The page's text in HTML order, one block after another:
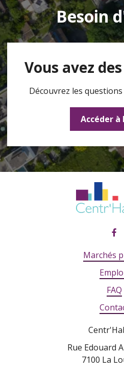
Besoin
Vous avez
Découvrez les
Accéder à
Marchés
FAQ
Rue Edouard
7100 La